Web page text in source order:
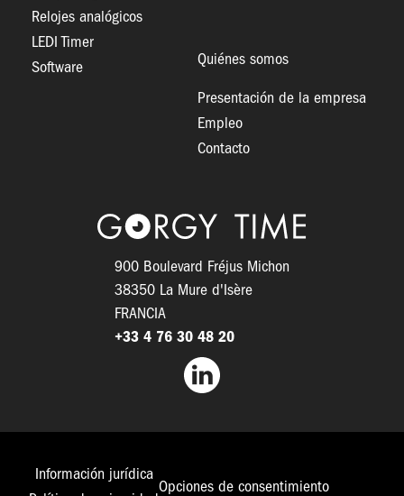
Relojes analógicos
LEDI Timer
Software
Quiénes somos
Presentación de la empresa
Empleo
Contacto
Logo
900 Boulevard Fréjus Michon
38350 La Mure d'Isère
FRANCIA
+33 4 76 30 48 20
Facebook
Información jurídica
Opciones de consentimiento